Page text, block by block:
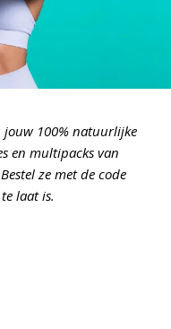
jouw 100% natuurlijke
en multipacks van
ze met de code
laat is.